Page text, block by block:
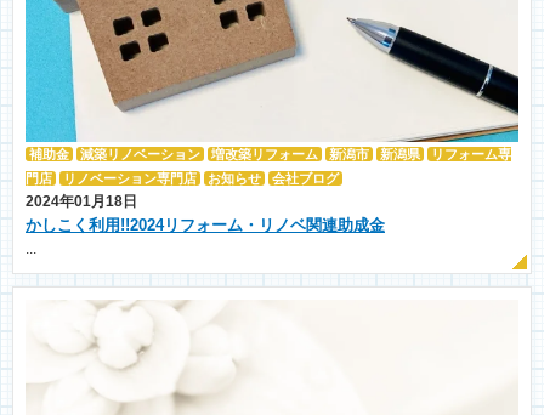
補助金 減築リノベーション 増改築リフォーム 新潟市 新潟県
リフォーム専
門店
リノベーション専門店 お知らせ 会社ブログ
2024年01月18日
かしこく利用!!2024リフォーム・リノベ関連助成金
...